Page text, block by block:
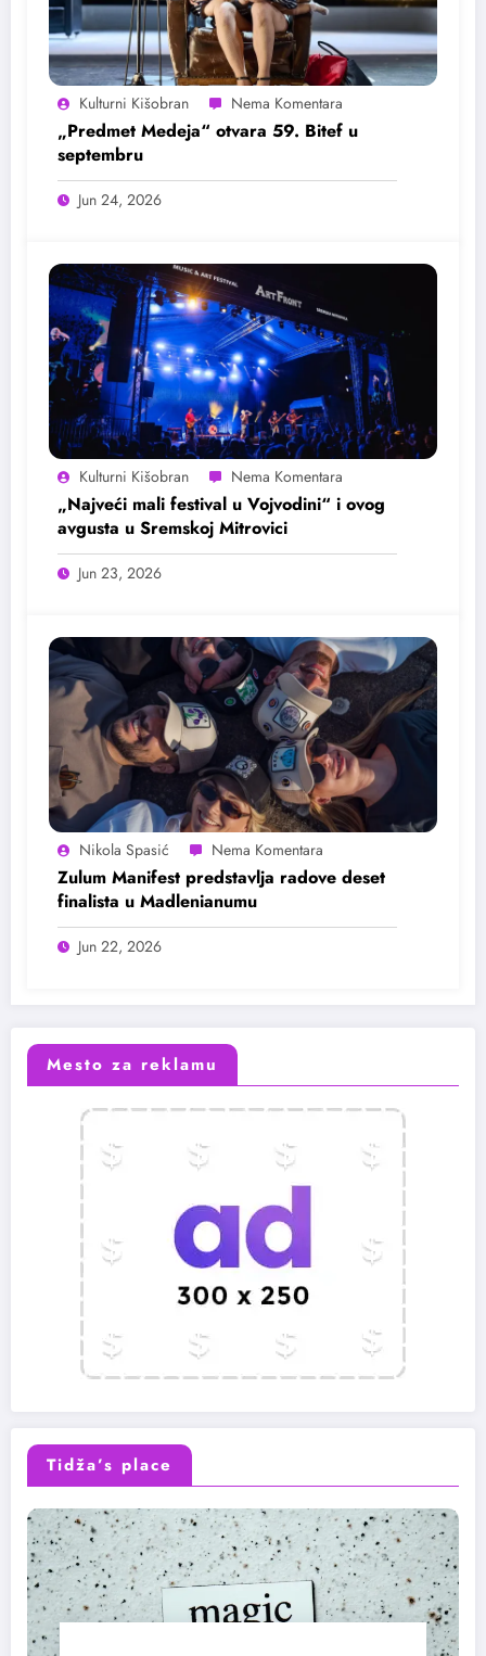
Kulturni Kišobran
„Predmet Medeja“ otvara 59. Bitef u
septembru
Jun 24, 2026
Kulturni Kišobran
„Najveći mali festival u Vojvodini“ i ovog
avgusta u Sremskoj Mitrovici
Jun 23, 2026
Nikola Spasić
Zulum Manifest predstavlja radove deset
finalista u Madlenianumu
Jun 22, 2026
Mesto za reklamu
Tidža’s place